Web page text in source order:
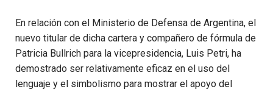
En relación con el Ministerio de Defensa de Argentina, el
nuevo titular de dicha cartera y compañero de fórmula de
Patricia Bullrich para la vicepresidencia, Luis Petri, ha
demostrado ser relativamente eficaz en el uso del
lenguaje y el simbolismo para mostrar el apoyo del